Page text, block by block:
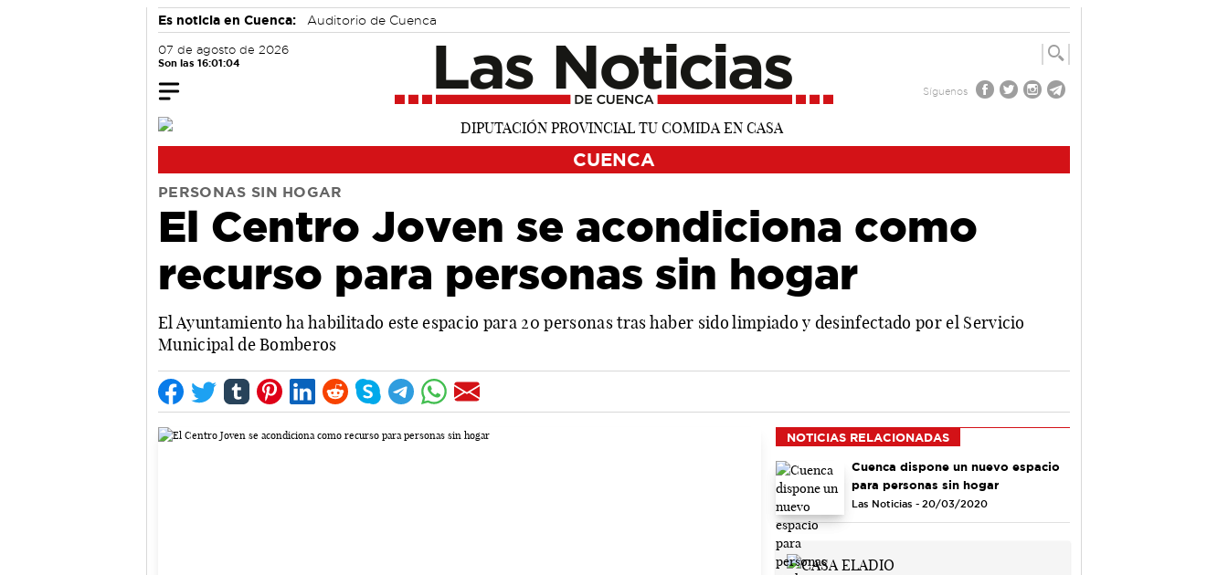
Es noticia en Cuenca: Auditorio de Cuenca
07 de agosto de 2026
Son las 16:01:05
Síguenos
CUENCA
PERSONAS SIN HOGAR
El Centro Joven se acondiciona como
recurso para personas sin hogar
El Ayuntamiento ha habilitado este espacio para 20 personas tras haber sido limpiado y desinfectado por el Servicio
Municipal de Bomberos
NOTICIAS RELACIONADAS
Cuenca dispone un nuevo espacio
para personas sin hogar
Las Noticias - 20/03/2020